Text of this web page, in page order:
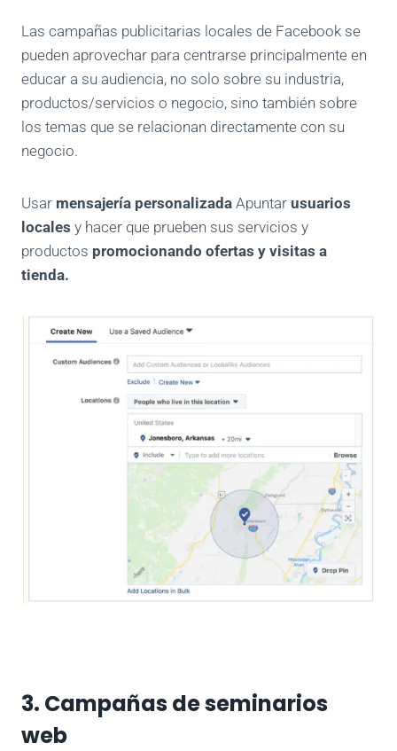
Las campañas publicitarias locales de Facebook se
pueden aprovechar para centrarse principalmente en
educar a su audiencia, no solo sobre su industria,
productos/servicios o negocio, sino también sobre
los temas que se relacionan directamente con su
negocio.
Usar mensajería personalizada Apuntar usuarios
locales y hacer que prueben sus servicios y
productos promocionando ofertas y visitas a
tienda.
3. Campañas de seminarios
web